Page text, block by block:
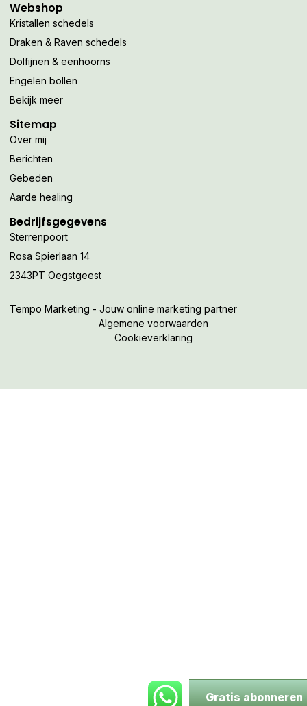
Webshop
Kristallen schedels
Draken & Raven schedels
Dolfijnen & eenhoorns
Engelen bollen
Bekijk meer
Sitemap
Over mij
Berichten
Gebeden
Aarde healing
Bedrijfsgegevens
Sterrenpoort
Rosa Spierlaan 14
2343PT Oegstgeest
Tempo Marketing - Jouw online marketing partner
Algemene voorwaarden
Cookieverklaring
Gratis abonneren